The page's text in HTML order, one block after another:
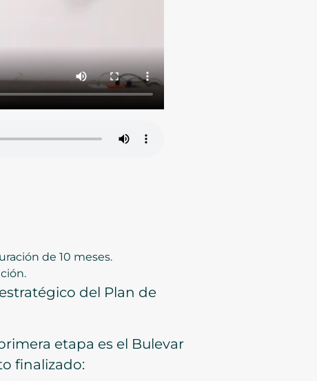
de 10 meses.
del Plan de
etapa es el Bulevar
finalizado: